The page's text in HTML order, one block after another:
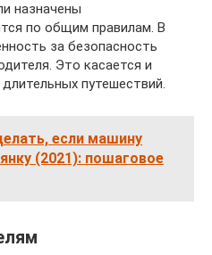
назначены
по общим правилам. В
за безопасность
Это касается и
путешествий.
если машину
(2021): пошаговое